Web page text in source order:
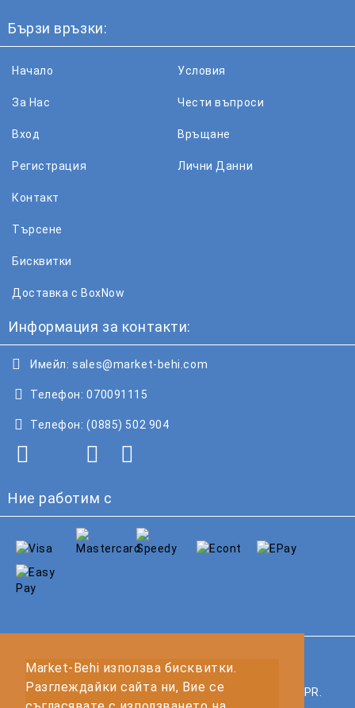
Market-Behi използва бисквитки.
Разглеждайки сайта ни, Вие се
Бързи връзки:
Начало
За Нас
Вход
Регистрация
Условия
Чести въпроси
Връщане
Лични Данни
Контакт
Търсене
Бисквитки
Доставка с BoxNow
Информация за контакти:
Имейл: sales@market-behi.com
Телефон: 070091115
Телефон: (0885) 502 904
Ние работим с
Нашият онлайн магазин е 100% съобразен с GDPR.